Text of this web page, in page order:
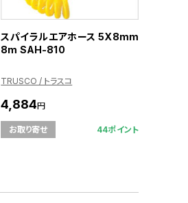
スパイラルエアホース 5X8mm
8m SAH-810
TRUSCO / トラスコ
4,884円
お取り寄せ 44ポイント